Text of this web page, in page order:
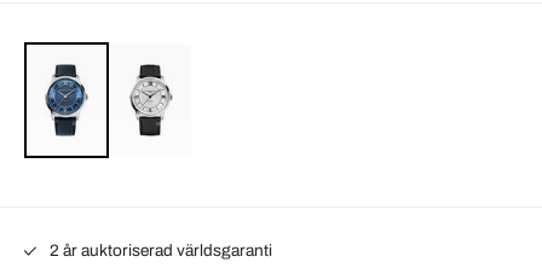
2 år auktoriserad världsgaranti